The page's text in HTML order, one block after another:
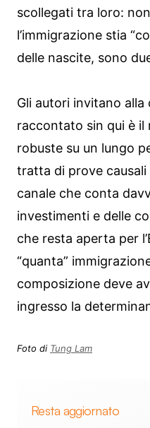
scollegati tra loro:
l’immigrazione stia
delle nascite, sono
Gli autori invitano alla
raccontato sin qui è
robuste su un lungo
tratta di prove
canale che conta
investimenti e delle
che resta aperta per
“quanta”
composizione deve
ingresso la
Foto di Tung Lam
Resta aggiornato